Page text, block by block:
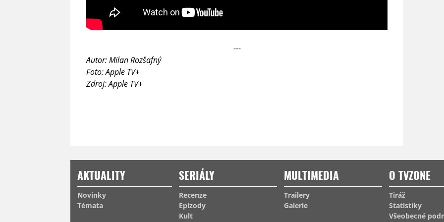
---
Autor: Milan Rozšafný
Foto: Apple TV+
Zdroj: Apple TV+
AKTUALITY
Novinky
Témata
SERIÁLY
Recenze
Epizody
Kult
MULTIMEDIA
Trailery
Galerie
O TVZONE
Tiráž
Statistiky
Všeobecné